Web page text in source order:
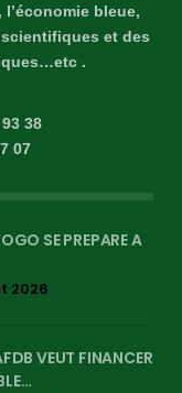
l’économie bleue,
et des
.
38
07
SE PREPARE A
2026
VEUT FINANCER